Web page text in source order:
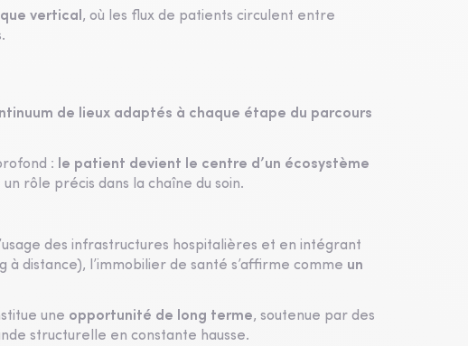
vertical , où les flux de patients circulent entre
de lieux adaptés à chaque étape du parcours
:
le patient devient le centre d’un écosystème
rôle précis dans la chaîne du soin.
des infrastructures hospitalières et en intégrant
distance), l’immobilier de santé s’affirme comme un
une opportunité de long terme, soutenue par des
structurelle en constante hausse.